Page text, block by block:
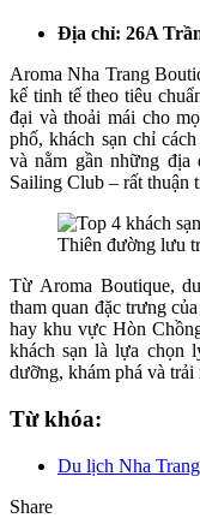
Địa chỉ: 26A
Aroma Nha Trang
kế tinh tế theo tiêu
đại và thoải mái cho
phố, khách sạn chỉ
và nằm gần những
Sailing Club – rất thuận
Từ Aroma Boutique,
tham quan đặc trưng
hay khu vực Hòn
khách sạn là lựa chọn
dưỡng, khám phá và
Từ khóa:
Du lịch Nha Trang
Share